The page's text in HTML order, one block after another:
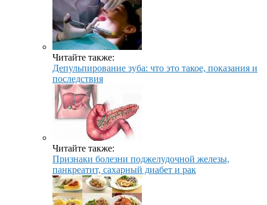
Читайте также:
Депульпирование зуба: что это такое, показания и
последствия
Читайте также:
Признаки болезни поджелудочной железы,
панкреатит, сахарный диабет и рак